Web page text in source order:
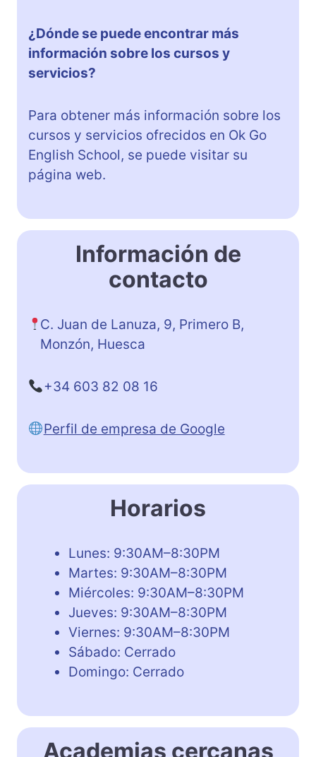
¿Dónde se puede encontrar más
información sobre los cursos y
servicios?
Para obtener más información sobre los
cursos y servicios ofrecidos en Ok Go
English School, se puede visitar su
página web.
Información de
contacto
C. Juan de Lanuza, 9, Primero B,
Monzón, Huesca
+34 603 82 08 16
Perfil de empresa de Google
Horarios
Lunes: 9:30AM–8:30PM
Martes: 9:30AM–8:30PM
Miércoles: 9:30AM–8:30PM
Jueves: 9:30AM–8:30PM
Viernes: 9:30AM–8:30PM
Sábado: Cerrado
Domingo: Cerrado
Academias cercanas